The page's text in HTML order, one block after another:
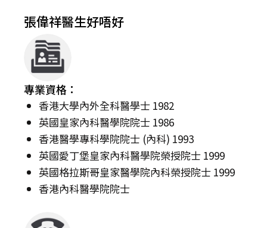
張偉祥醫生好唔好
專業資格：
香港大學內外全科醫學士 1982
英國皇家內科醫學院院士 1986
香港醫學專科學院院士 (內科) 1993
英國愛丁堡皇家內科醫學院榮授院士 1999
英國格拉斯哥皇家醫學院內科榮授院士 1999
香港內科醫學院院士